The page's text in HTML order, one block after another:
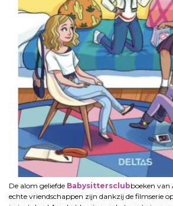
De alom geliefde Babysittersclubboeken
echte vriendschappen zijn dankzij de filmserie